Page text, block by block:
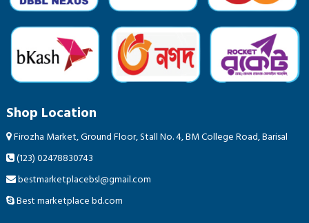
Shop Location
Firozha Market, Ground Floor, Stall No. 4, BM College Road, Barisal
(123) 02478830743
bestmarketplacebsl@gmail.com
Best marketplace bd.com